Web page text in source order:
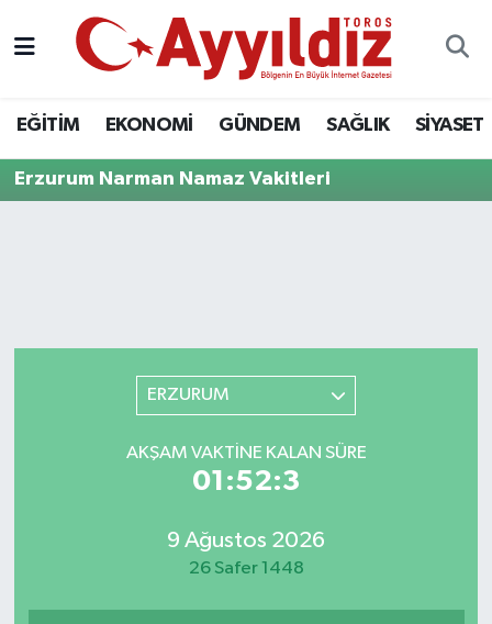
EĞİTİM EKONOMİ GÜNDEM SAĞLIK SİYASET
Erzurum Narman Namaz Vakitleri
ERZURUM
AKŞAM VAKTINE KALAN SÜRE
01:52:3
9 Ağustos 2026
26 Safer 1448